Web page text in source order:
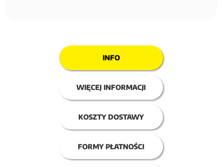
INFO
WIĘCEJ INFORMACJI
KOSZTY DOSTAWY
FORMY PŁATNOŚCI